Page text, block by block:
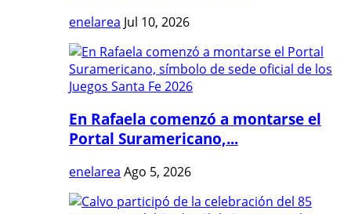
enelarea Jul 10, 2026
En Rafaela comenzó a montarse el
Portal Suramericano,...
enelarea Ago 5, 2026